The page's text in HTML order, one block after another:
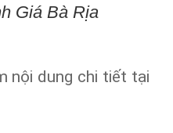
Giá Bà Rịa
nội dung chi tiết tại